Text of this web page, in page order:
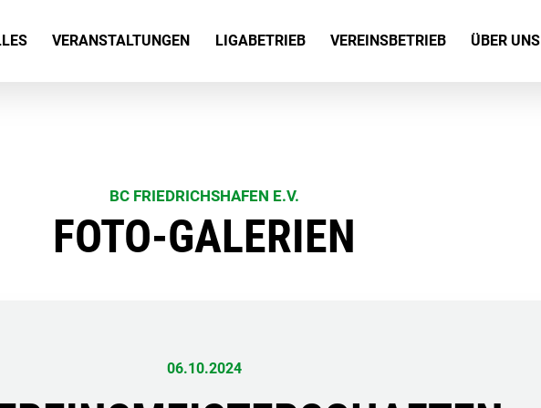
VERANSTALTUNGEN LIGABETRIEB VEREINSBETRIEB ÜBER UNS
BC FRIEDRICHSHAFEN E.V.
FOTO-GALERIEN
06.10.2024